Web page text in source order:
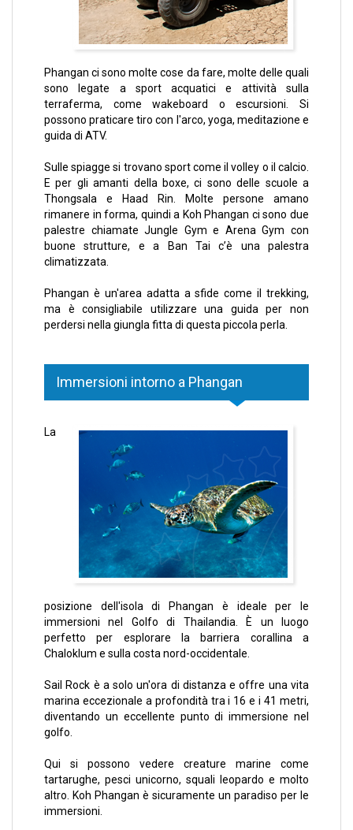
Phangan ci sono molte cose da fare, molte delle quali
sono legate a sport acquatici e attività sulla
terraferma, come wakeboard o escursioni. Si
possono praticare tiro con l'arco, yoga, meditazione e
guida di ATV.
Sulle spiagge si trovano sport come il volley o il calcio.
E per gli amanti della boxe, ci sono delle scuole a
Thongsala e Haad Rin. Molte persone amano
rimanere in forma, quindi a Koh Phangan ci sono due
palestre chiamate Jungle Gym e Arena Gym con
buone strutture, e a Ban Tai c’è una palestra
climatizzata.
Phangan è un'area adatta a sfide come il trekking,
ma è consigliabile utilizzare una guida per non
perdersi nella giungla fitta di questa piccola perla.
Immersioni intorno a Phangan
La
posizione dell'isola di Phangan è ideale per le
immersioni nel Golfo di Thailandia. È un luogo
perfetto per esplorare la barriera corallina a
Chaloklum e sulla costa nord-occidentale.
Sail Rock è a solo un'ora di distanza e offre una vita
marina eccezionale a profondità tra i 16 e i 41 metri,
diventando un eccellente punto di immersione nel
golfo.
Qui si possono vedere creature marine come
tartarughe, pesci unicorno, squali leopardo e molto
altro. Koh Phangan è sicuramente un paradiso per le
immersioni.